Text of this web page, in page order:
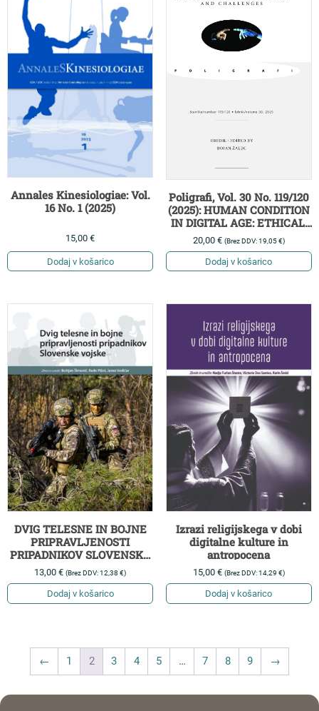
Annales Kinesiologiae: Vol.
16 No. 1 (2025)
15,00€
Dodaj v košarico
Poligrafi, Vol. 30 No. 119/120
(2025): HUMAN CONDITION
IN DIGITAL AGE: ETHICAL,
SPIRITUAL AND SOCIAL
TRANSFORMATIONS AND
CHALLENGES
20,00 € (Brez DDV:19,05€)
Dodaj v košarico
DVIG TELESNE IN BOJNE
PRIPRAVLJENOSTI
PRIPADNIKOV SLOVENSKE
VOJSKE
13,00€ (Brez DDV:12,38€)
Dodaj v košarico
Izrazi religijskega v dobi
digitalne kulture in
antropocena
15,00 € (Brez DDV:14,29 €)
Dodaj v košarico
← 1 2 3 4 5 … 7 8 9 →